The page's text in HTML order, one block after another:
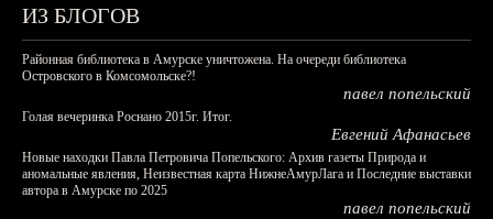
ИЗ БЛОГОВ
Районная библиотека в Амурске уничтожена. На очереди библиотека
Островского в Комсомольске?!
павел попельский
Голая вечеринка Роснано 2015г. Итог.
Евгений Афанасьев
Новые находки Павла Петровича Попельского: Архив газеты Природа и
аномальные явления, Неизвестная карта НижнеАмурЛага и Последние выставки
автора в Амурске по 2025
павел попельский